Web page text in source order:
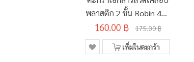
พลาสติก 2 ชั้น Robin 402
คละสี
160.00 ฿ 175.00 ฿
เพิ่มในตะกร้า